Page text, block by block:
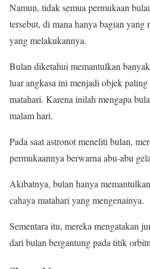
Namun, tidak semua permukaan
tersebut, di mana hanya bagian yang
yang melakukannya.
Bulan diketahui memantulkan
luar angkasa ini menjadi objek paling
matahari. Karena inilah mengapa
malam hari.
Pada saat astronot meneliti bulan,
permukaannya berwarna abu-abu
Akibatnya, bulan hanya
cahaya matahari yang mengenainya.
Sementara itu, mereka mengatakan
dari bulan bergantung pada titik